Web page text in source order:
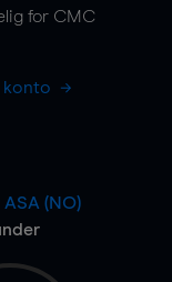
for CMC
konto
ASA (NO)